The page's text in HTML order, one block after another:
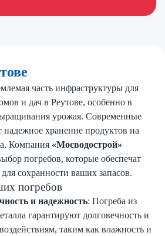
часть инфраструктуры для
и дач в Реутове, особенно в
урожая. Современные
надежное хранение продуктов на
Компания «Мосводострой»
погребов, которые обеспечат
сохранности ваших запасов.
погребов
и надежность: Погреба из
гарантируют долговечность и
таким как влажность и